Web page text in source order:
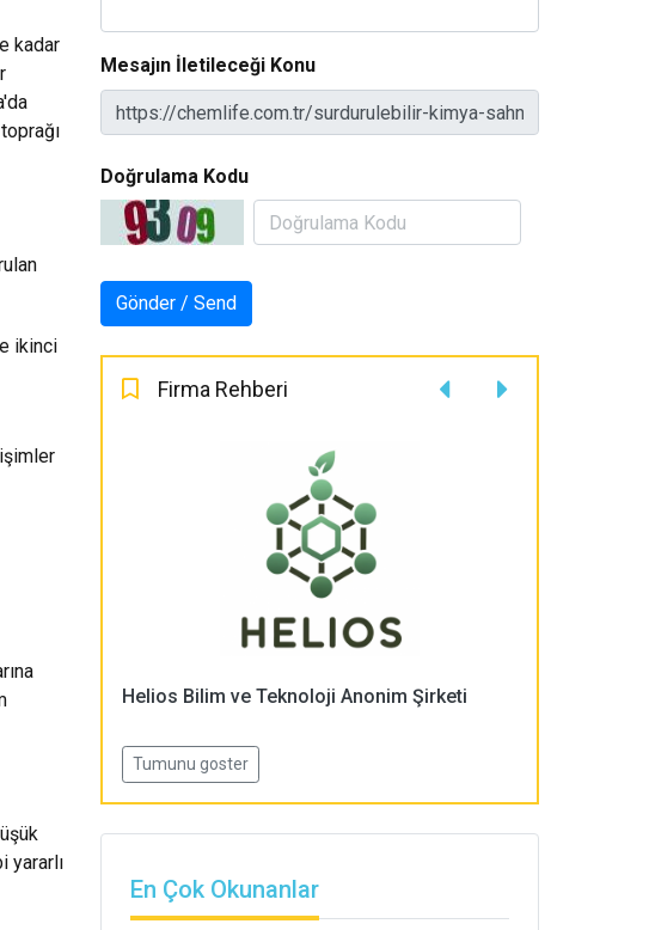
kadar
ikinci
yararlı
Mesajın İletileceği Konu
Doğrulama Kodu
Firma Rehberi
Helios Bilim ve Teknoloji Anonim Şirketi
Tumunu goster
En Çok Okunanlar